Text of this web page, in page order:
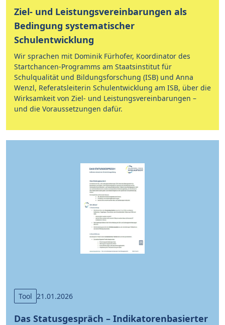
Ziel- und Leistungsvereinbarungen als
Bedingung systematischer
Schulentwicklung
Wir sprachen mit Dominik Fürhofer, Koordinator des
Startchancen-Programms am Staatsinstitut für
Schulqualität und Bildungsforschung (ISB) und Anna
Wenzl, Referatsleiterin Schulentwicklung am ISB, über die
Wirksamkeit von Ziel- und Leistungsvereinbarungen –
und die Voraussetzungen dafür.
Tool 21.01.2026
Das Statusgespräch – Indikatorenbasierter